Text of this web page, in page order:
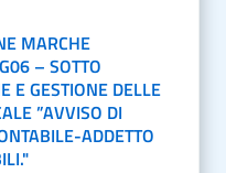
MARCHE
– SOTTO
E GESTIONE DELLE
”AVVISO DI
ADDETTO